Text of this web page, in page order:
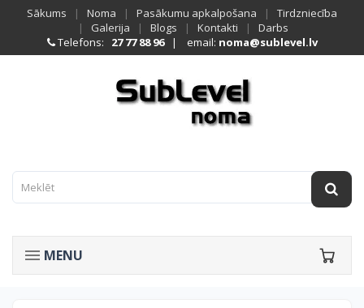
Sākums | Noma | Pasākumu apkalpošana |
Tirdzniecība
|
Galerija | Blogs | Kontakti |
Darbs
Telefons:
27 77 88 96| email: noma@sublevel.lv
MENU